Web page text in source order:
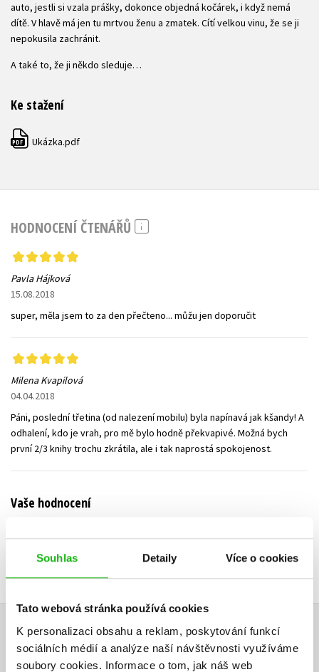
Souhlas Detaily Více o cookies
Tato webová stránka používá cookies
K personalizaci obsahu a reklam, poskytování funkcí
sociálních médií a analýze naší návštěvnosti využíváme
soubory cookies. Informace o tom, jak náš web
auto, jestli si vzala prášky, dokonce objedná kočárek, i když nemá
dítě. V hlavě má jen tu mrtvou ženu a zmatek. Cítí velkou vinu, že se ji
nepokusila zachránit.
A také to, že ji někdo sleduje…
Ke stažení
PDF Ukázka.pdf
HODNOCENÍ ČTENÁŘŮ
Pavla Hájková
15.08.2018
super, měla jsem to za den přečteno... můžu jen doporučit
Milena Kvapilová
04.04.2018
Páni, poslední třetina (od nalezení mobilu) byla napínavá jak kšandy! A
odhalení, kdo je vrah, pro mě bylo hodně překvapivé. Možná bych
první 2/3 knihy trochu zkrátila, ale i tak naprostá spokojenost.
Vaše hodnocení
Přihlásit
AUTOR KNIHY